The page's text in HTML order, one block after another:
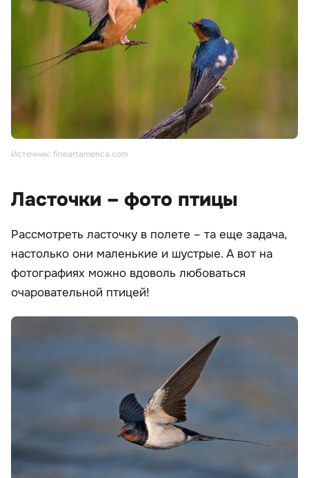
Источник: fineartamerica.com
Ласточки – фото птицы
Рассмотреть ласточку в полете – та еще задача,
настолько они маленькие и шустрые. А вот на
фотографиях можно вдоволь любоваться
очаровательной птицей!